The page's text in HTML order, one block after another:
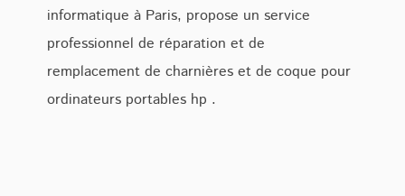
informatique à Paris, propose un service
professionnel de réparation et de
remplacement de charnières et de coque pour
ordinateurs portables hp .